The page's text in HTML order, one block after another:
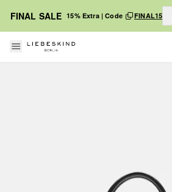
FINAL SALE 15% Extra | Code FINAL15